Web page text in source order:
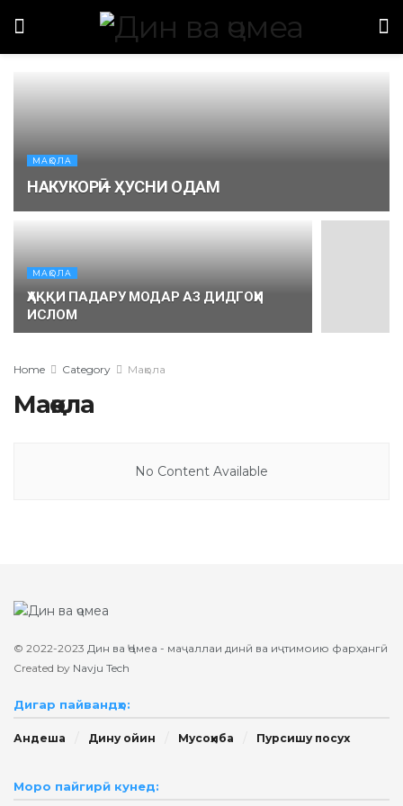
МАҚОЛА
НАКУКОРӢ – ҲУСНИ ОДАМ
МАҚОЛА
ҲАҚҚИ ПАДАРУ МОДАР АЗ ДИДГОҲИ
ИСЛОМ
Home Category Мақола
Мақола
No Content Available
© 2022-2023 Дин ва Ҷомеа - маҷаллаи динӣ ва иҷтимоию фарҳангӣ
Created by Navju Tech
Дигар пайвандҳо:
Андеша Дину ойин Мусоҳиба Пурсишу посух
Моро пайгирӣ кунед: